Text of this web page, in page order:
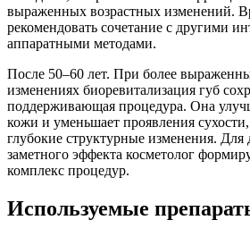
выраженных возрастных изменений.
рекомендовать сочетание с другими
аппаратными методами.
После 50–60 лет. При более
изменениях биоревитализация губ
поддерживающая процедура. Она
кожи и уменьшает проявления
глубокие структурные изменения. Для
заметного эффекта косметолог
комплекс процедур.
Используемые